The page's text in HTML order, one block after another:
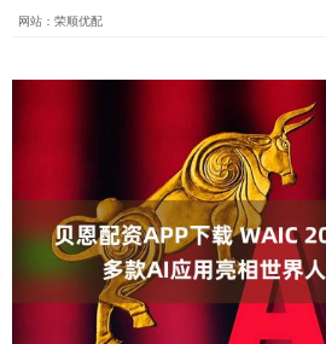
网站：荣顺优配